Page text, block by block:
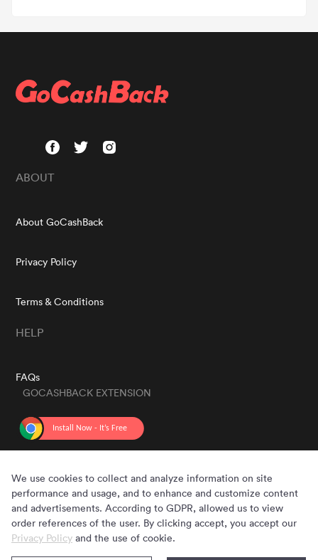
ABOUT
About GoCashBack
Privacy Policy
Terms & Conditions
HELP
FAQs
GOCASHBACK EXTENSION
We use cookies to collect and analyze information on site
performance and usage, and to enhance and customize content
and advertisements. According to GDPR, allowed us to view
order references of the user. By clicking accept, you accept our
Privacy Policy and the use of cookie.